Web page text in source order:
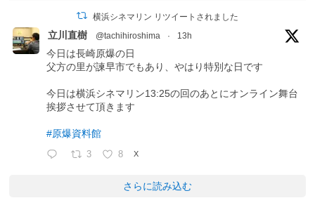
横浜シネマリン リツイートされました
立川直樹 @tachihiroshima · 13h
今日は長崎原爆の日
父方の里が諫早市でもあり、やはり特別な日です
今日は横浜シネマリン13:25の回のあとにオンライン舞台
挨拶させて頂きます
#原爆資料館
3 8 X
さらに読み込む